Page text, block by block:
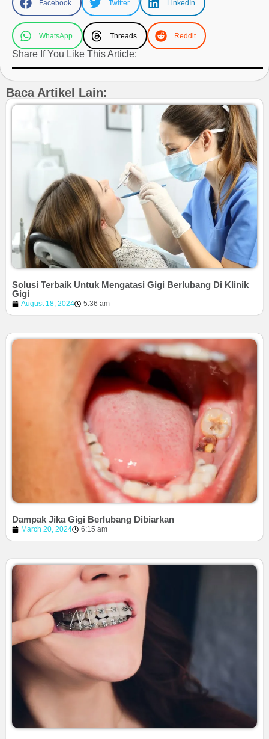
Facebook Twitter LinkedIn
WhatsApp Threads Reddit
Share If You Like This Article:
Baca Artikel Lain:
Solusi Terbaik Untuk Mengatasi Gigi Berlubang Di Klinik
Gigi
August 18, 2024 5:36 am
Dampak Jika Gigi Berlubang Dibiarkan
March 20, 2024 6:15 am